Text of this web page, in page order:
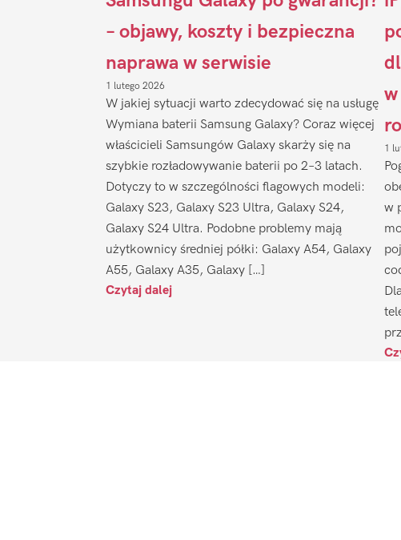
– objawy, koszty i bezpieczna
naprawa w serwisie
1 lutego 2026
W jakiej sytuacji warto zdecydować się na usługę
Wymiana baterii Samsung Galaxy? Coraz więcej
właścicieli Samsungów Galaxy skarży się na
szybkie rozładowywanie baterii po 2–3 latach.
Dotyczy to w szczególności flagowych modeli:
Galaxy S23, Galaxy S23 Ultra, Galaxy S24,
Galaxy S24 Ultra. Podobne problemy mają
użytkownicy średniej półki: Galaxy A54, Galaxy
A55, Galaxy A35, Galaxy […]
Czytaj dalej
1
w